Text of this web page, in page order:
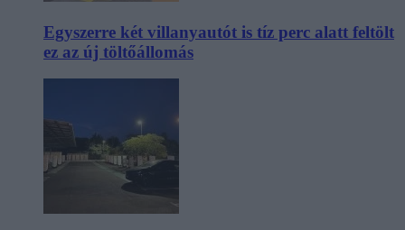
Egyszerre két villanyautót is tíz perc alatt feltölt
ez az új töltőállomás